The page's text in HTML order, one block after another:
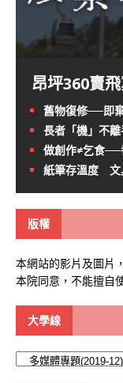
昂坪360賣
舊物復修──即
長者「機」不
做創作≠乞食──
紙筆存溫度 文
版權
本網站的影片及圖片
本院同意，不能擅自
大學線